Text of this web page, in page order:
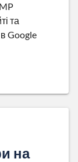
та
Google
на